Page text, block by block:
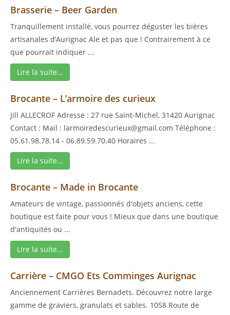
Brasserie – Beer Garden
Tranquillement installé, vous pourrez déguster les bières
artisanales d’Aurignac Ale et pas que ! Contrairement à ce
que pourrait indiquer ...
Lire la suite...
Brocante – L’armoire des curieux
Jill ALLECROF Adresse : 27 rue Saint-Michel, 31420 Aurignac
Contact : Mail : larmoiredescurieux@gmail.com Téléphone :
05.61.98.78.14 - 06.89.59.70.40 Horaires ...
Lire la suite...
Brocante – Made in Brocante
Amateurs de vintage, passionnés d'objets anciens, cette
boutique est faite pour vous ! Mieux que dans une boutique
d'antiquités ou ...
Lire la suite...
Carrière – CMGO Ets Comminges Aurignac
Anciennement Carrières Bernadets. Découvrez notre large
gamme de graviers, granulats et sables. 1058 Route de